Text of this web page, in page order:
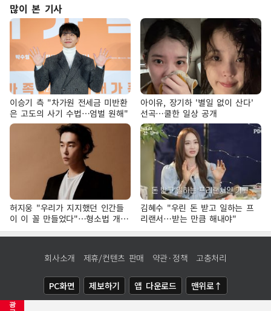
광
많이 본 기사
이승기 측 "차가원 전세금 미반환
은 고도의 사기 수법…엄벌 원해"
아이유, 장기하 '별일 없이 산다'
선곡…쿨한 일상 공개
허지웅 "우리가 지지했던 인간들
이 이 꼴 만들었다"…형소법 개정
에 격한 반응
김혜수 "우린 돈 받고 일하는 프
리랜서…받는 만큼 해내야"
회사소개 제휴/컨텐츠 판매 약관·정책 고충처리
PC화면 제보하기 앱 다운로드 맨위로↑